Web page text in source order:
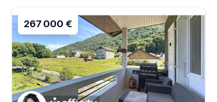
267 000 €